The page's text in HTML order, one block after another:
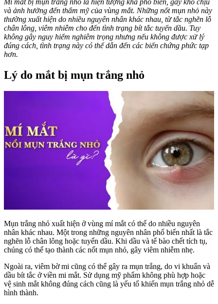
và ảnh hưởng đến thẩm mỹ của vùng mắt. Những nốt mụn nhỏ này
thường xuất hiện do nhiều nguyên nhân khác nhau, từ tắc nghẽn lỗ
chân lông, viêm nhiễm cho đến tình trạng bít tắc tuyến dầu. Tuy
không gây nguy hiểm nghiêm trọng nhưng nếu không được xử lý
đúng cách, tình trạng này có thể dẫn đến các biến chứng phức tạp
hơn.
Lý do mắt bị mụn trắng nhỏ
Mụn trắng nhỏ xuất hiện ở vùng mí mắt có thể do nhiều nguyên
nhân khác nhau. Một trong những nguyên nhân phổ biến nhất là tắc
nghẽn lỗ chân lông hoặc tuyến dầu. Khi dầu và tế bào chết tích tụ,
chúng có thể tạo thành các nốt mụn nhỏ, gây viêm nhiễm nhẹ.
Ngoài ra, viêm bờ mi cũng có thể gây ra mụn trắng, do vi khuẩn và
dầu bít tắc ở viền mi mắt. Sử dụng mỹ phẩm không phù hợp hoặc
vệ sinh mắt không đúng cách cũng là yếu tố khiến mụn trắng nhỏ dễ
hình thành.